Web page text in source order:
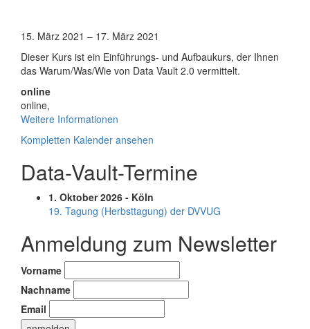
Vault
Boot
Camp
and
Certification
15. März 2021 – 17. März 2021
Dieser Kurs ist ein Einführungs- und Aufbaukurs, der Ihnen
das Warum/Was/Wie von Data Vault 2.0 vermittelt.
online
online,
Weitere Informationen
Kompletten Kalender ansehen
Data-Vault-Termine
1. Oktober 2026 - Köln
19. Tagung (Herbsttagung) der DVVUG
Anmeldung zum Newsletter
Vorname
Nachname
Email